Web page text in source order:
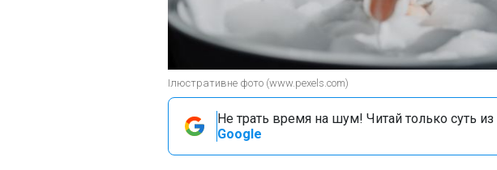
Ілюстративне фото (www.pexels.com)
Не трать время на шум! Читай только суть из
Google